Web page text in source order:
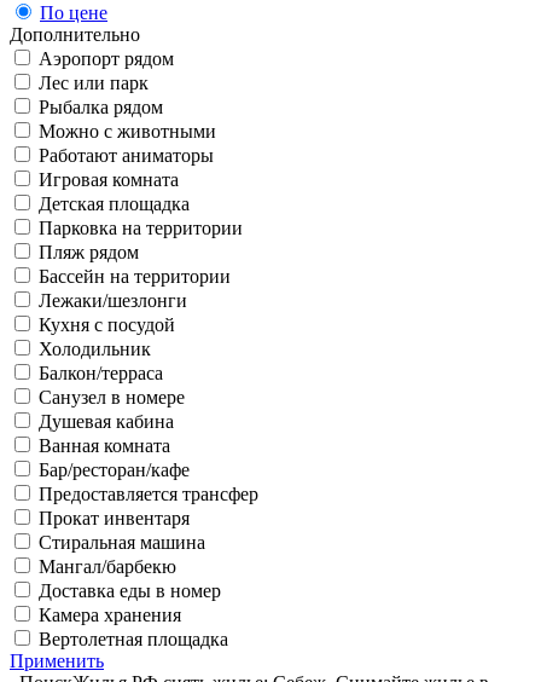
По цене
Дополнительно
Аэропорт рядом
Лес или парк
Рыбалка рядом
Можно с животными
Работают аниматоры
Игровая комната
Детская площадка
Парковка на территории
Пляж рядом
Бассейн на территории
Лежаки/шезлонги
Кухня с посудой
Холодильник
Балкон/терраса
Санузел в номере
Душевая кабина
Ванная комната
Бар/ресторан/кафе
Предоставляется трансфер
Прокат инвентаря
Стиральная машина
Мангал/барбекю
Доставка еды в номер
Камера хранения
Вертолетная площадка
Применить